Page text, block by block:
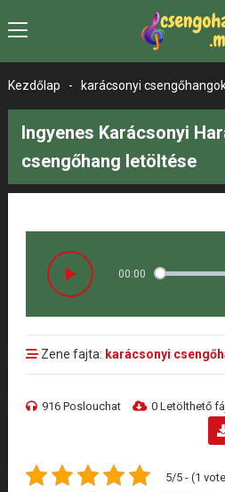
Kezdőlap - karácsonyi
Ingyenes Karácsonyi
csengőhang letöltése
00:00
Zene fajta: karácsonyi
916 Poslouchat 0 Letölthető
5/5 - (1